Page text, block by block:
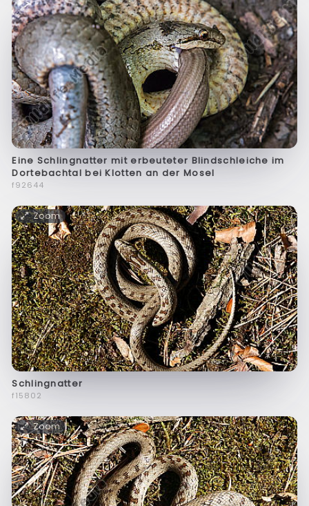
Eine Schlingnatter mit erbeuteter Blindschleiche im
Dortebachtal bei Klotten an der Mosel
f92644
Zoom
Schlingnatter
f15802
Zoom